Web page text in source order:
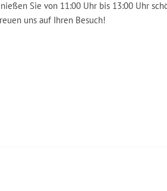
Sie von 11:00 Uhr bis 13:00 Uhr
uns auf Ihren Besuch!